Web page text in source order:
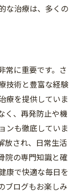
な治療は、多くの
常に重要です。さ
技術と豊富な経験
療を提供していま
く、再発防止や機
ンも徹底していま
放され、日常生活
院の専門知識と確
康で快適な毎日を
ブログもお楽しみ